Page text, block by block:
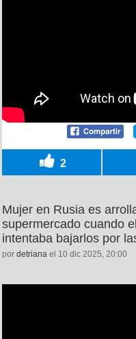
2
Mujer en Rusia es
supermercado cuando
intentaba bajarlos por
por detriana el 10 dic 2025, 20:00